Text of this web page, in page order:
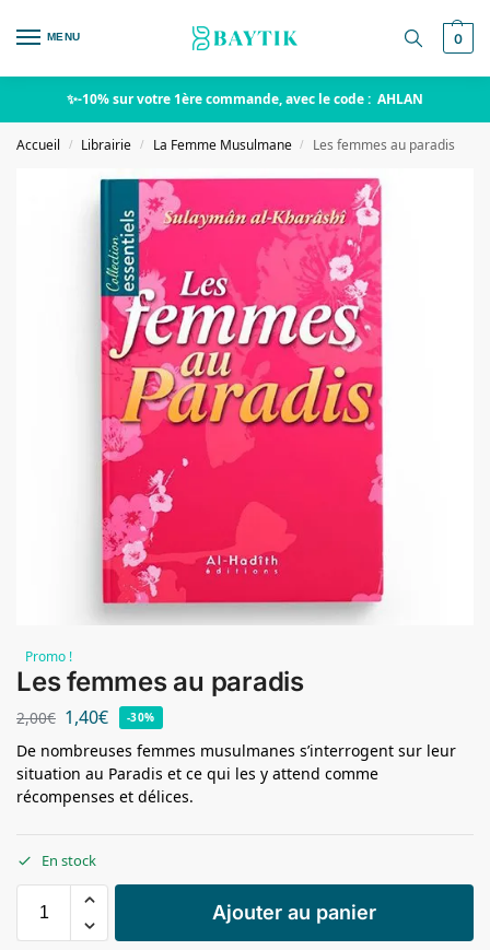
MENU 0
✨-10% sur votre 1ère commande, avec le code : AHLAN
Accueil / Librairie / La Femme Musulmane / Les femmes au paradis
Promo !
Les femmes au paradis
2,00€ 1,40€ -30%
De nombreuses femmes musulmanes s’interrogent sur leur
situation au Paradis et ce qui les y attend comme
récompenses et délices.
En stock
Ajouter au panier